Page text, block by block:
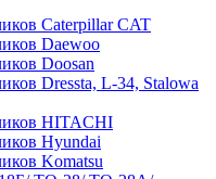
Caterpillar CAT
Daewoo
Doosan
Dressta, L-34, Stalowa
HITACHI
Hyundai
Komatsu